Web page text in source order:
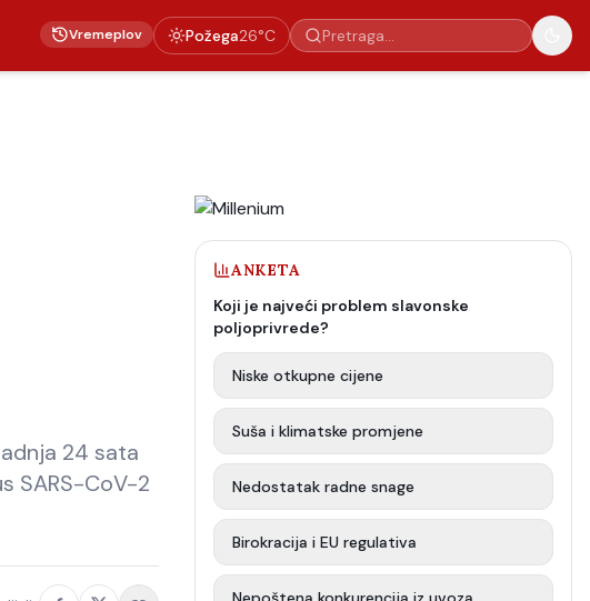
Vremeplov Požega26°C
24 sata
SARS-CoV-2
ANKETA
Koji je najveći problem slavonske
poljoprivrede?
Niske otkupne cijene
Suša i klimatske promjene
Nedostatak radne snage
Birokracija i EU regulativa